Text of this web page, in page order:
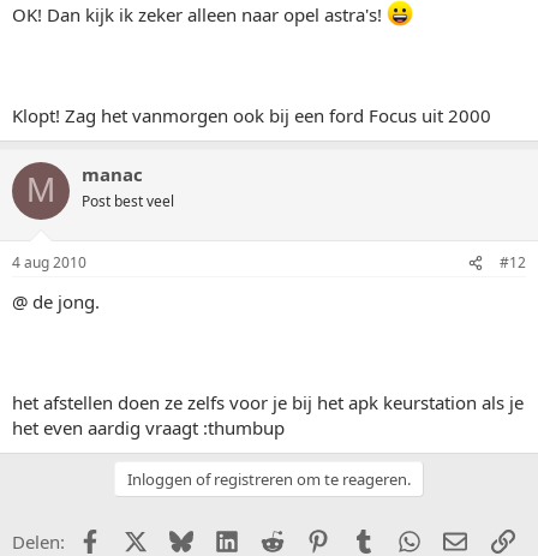
OK! Dan kijk ik zeker alleen naar opel astra's!
Klopt! Zag het vanmorgen ook bij een ford Focus uit 2000
M manac
Post best veel
4 aug 2010 #12
@ de jong.
het afstellen doen ze zelfs voor je bij het apk keurstation als je
het even aardig vraagt :thumbup
Inloggen of registreren om te reageren.
Delen: FacebookX (Twitter)
BlueskyLinkedIn
Reddit PinterestTumblr WhatsApp
E-mail